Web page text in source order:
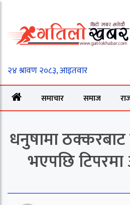
समाचार समाज
धनुषामा
भएपछि